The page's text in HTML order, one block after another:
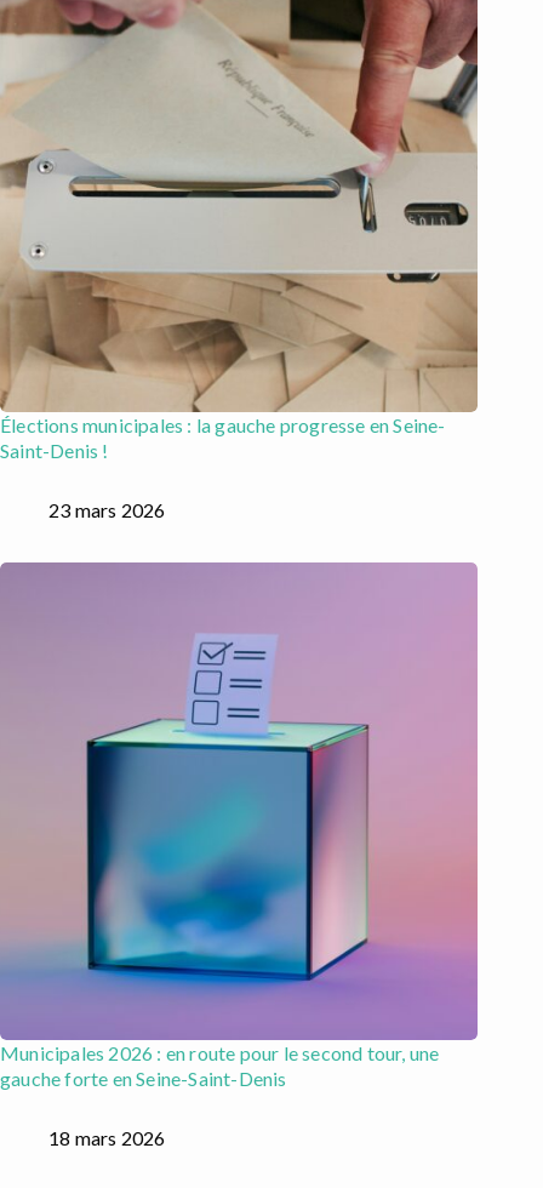
Élections municipales : la gauche progresse en Seine-
Saint-Denis !
23 mars 2026
Municipales 2026 : en route pour le second tour, une
gauche forte en Seine-Saint-Denis
18 mars 2026